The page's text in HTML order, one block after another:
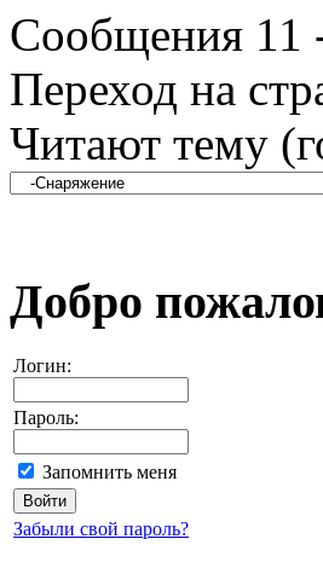
Сообщения 11
Переход на
Читают тему
Добро
Логин:
Пароль:
Запомнить меня
Забыли свой пароль?